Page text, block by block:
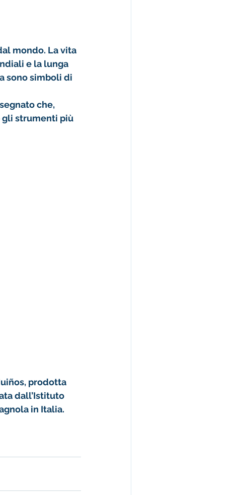
mondo. La vita
e la lunga
sono simboli di
che,
gli strumenti più
prodotta
dall’Istituto
in Italia.